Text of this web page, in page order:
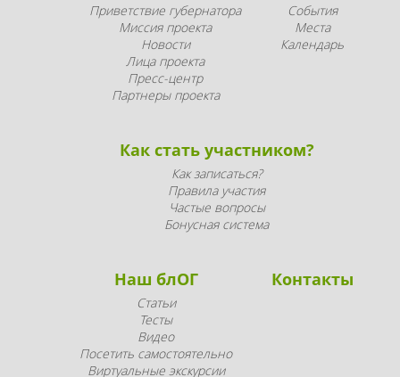
Приветствие губернатора
Миссия проекта
Новости
Лица проекта
Пресс-центр
Партнеры проекта
События
Места
Календарь
Как стать участником?
Как записаться?
Правила участия
Частые вопросы
Бонусная система
Наш блОГ
Статьи
Тесты
Видео
Посетить самостоятельно
Виртуальные экскурсии
Контакты